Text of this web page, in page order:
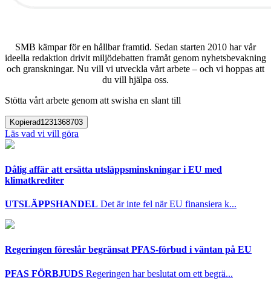
SMB kämpar för en hållbar framtid. Sedan starten 2010 har vår
ideella redaktion drivit miljödebatten framåt genom nyhetsbevakning
och granskningar. Nu vill vi utveckla vårt arbete – och vi hoppas att
du vill hjälpa oss.
Stötta vårt arbete genom att swisha en slant till
Kopierad1231368703
Läs vad vi vill göra
Dålig affär att ersätta utsläppsminskningar i EU med
klimatkrediter
UTSLÄPPSHANDEL Det är inte fel när EU finansiera k...
Regeringen föreslår begränsat PFAS-förbud i väntan på EU
PFAS FÖRBJUDS Regeringen har beslutat om ett begrä...